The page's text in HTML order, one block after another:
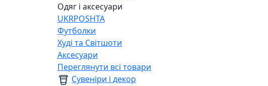
Одяг і аксесуари
UKRPOSHTA
Футболки
Худі та Світшоти
Аксесуари
Переглянути всі товари
Сувеніри і декор